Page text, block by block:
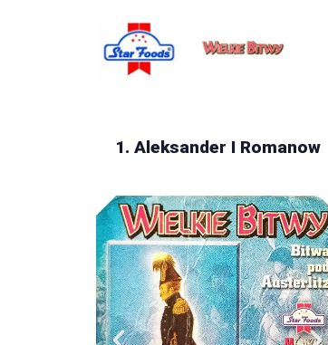
1. Aleksander I Romanow